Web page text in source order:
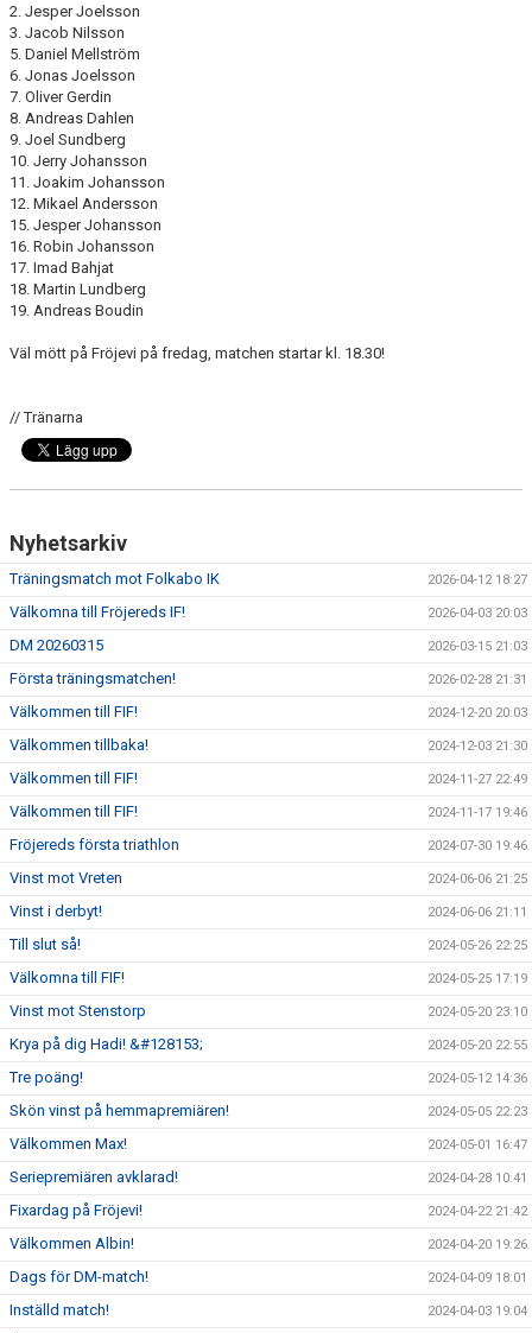
2. Jesper Joelsson
3. Jacob Nilsson
5. Daniel Mellström
6. Jonas Joelsson
7. Oliver Gerdin
8. Andreas Dahlen
9. Joel Sundberg
10. Jerry Johansson
11. Joakim Johansson
12. Mikael Andersson
15. Jesper Johansson
16. Robin Johansson
17. Imad Bahjat
18. Martin Lundberg
19. Andreas Boudin
Väl mött på Fröjevi på fredag, matchen startar kl. 18.30!
// Tränarna
Nyhetsarkiv
Träningsmatch mot Folkabo IK 2026-04-12 18:27
Välkomna till Fröjereds IF! 2026-04-03 20:03
DM 20260315 2026-03-15 21:03
Första träningsmatchen! 2026-02-28 21:31
Välkommen till FIF! 2024-12-20 20:03
Välkommen tillbaka! 2024-12-03 21:30
Välkommen till FIF! 2024-11-27 22:49
Välkommen till FIF! 2024-11-17 19:46
Fröjereds första triathlon 2024-07-30 19:46
Vinst mot Vreten 2024-06-06 21:25
Vinst i derbyt! 2024-06-06 21:11
Till slut så! 2024-05-26 22:25
Välkomna till FIF! 2024-05-25 17:19
Vinst mot Stenstorp 2024-05-20 23:10
Krya på dig Hadi! &#128153; 2024-05-20 22:55
Tre poäng! 2024-05-12 14:36
Skön vinst på hemmapremiären! 2024-05-05 22:23
Välkommen Max! 2024-05-01 16:47
Seriepremiären avklarad! 2024-04-28 10:41
Fixardag på Fröjevi! 2024-04-22 21:42
Välkommen Albin! 2024-04-20 19:26
Dags för DM-match! 2024-04-09 18:01
Inställd match! 2024-04-03 19:04